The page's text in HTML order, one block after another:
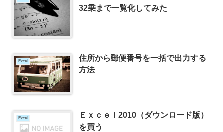
32乗まで一覧化してみた
Excel
住所から郵便番号を一括で出力する
方法
Excel
Ｅｘｃｅｌ2010（ダウンロード版）
を買う